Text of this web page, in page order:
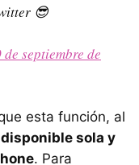
😎
de septiembre de
esta función, al
sola y
. Para